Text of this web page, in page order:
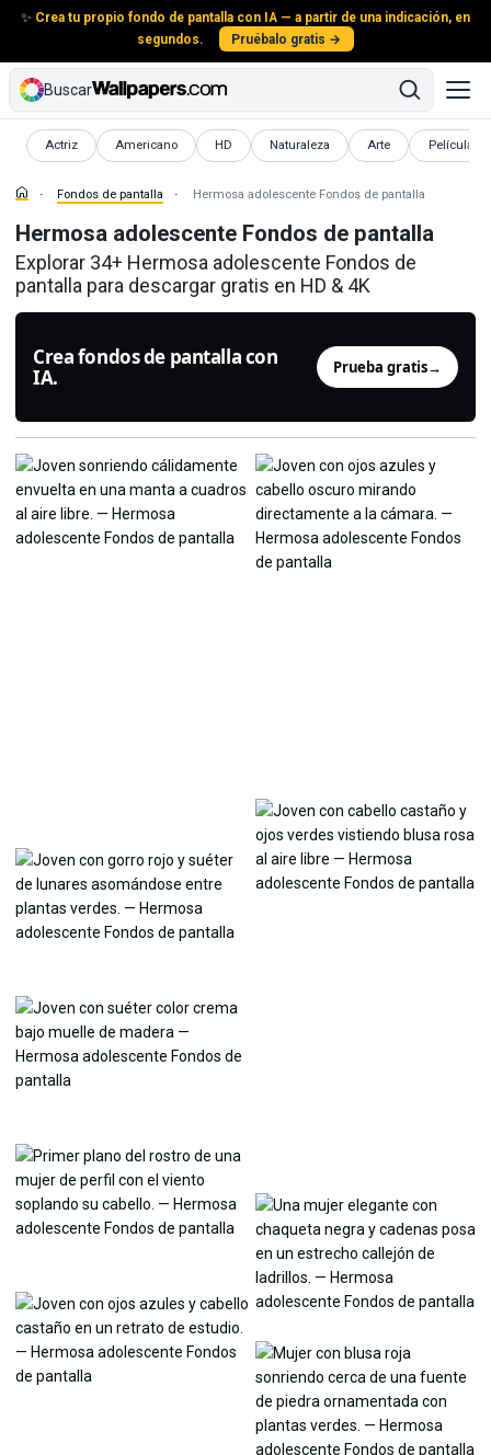
✨ Crea tu propio fondo de pantalla con IA — a partir de una indicación, en
segundos.
Pruébalo gratis →
Buscar
Actriz
Fondos de pantalla
Americano
Fondos de pantallaHD
Fondos de pantalla
Naturaleza
Fondos de pantallaArte
Fondos de pantalla
Película
Fondos de
Fondos de pantalla Hermosa adolescente Fondos de pantalla
Hermosa adolescente Fondos de pantalla
Explorar 34+ Hermosa adolescente Fondos de
pantalla para descargar gratis en HD & 4K
Crea fondos de pantalla con
IA.
Prueba gratis→